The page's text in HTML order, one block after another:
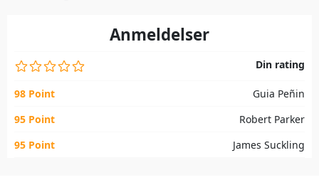
Anmeldelser
Din rating
98 Point
Guia Peñin
95 Point
Robert Parker
95 Point
James Suckling